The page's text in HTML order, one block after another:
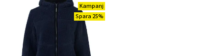
Kampanj
Spara 25%